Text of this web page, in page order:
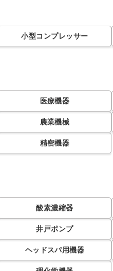
小型コンプレッサー
医療機器
農業機械
精密機器
酸素濃縮器
井戸ポンプ
ヘッドスパ用機器